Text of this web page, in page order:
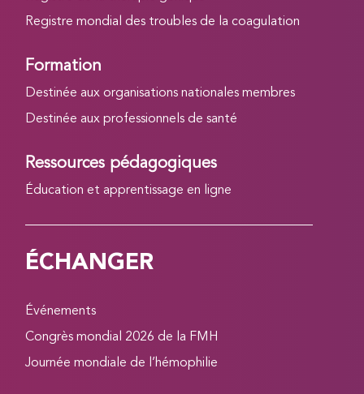
Registre mondial des troubles de la coagulation
Formation
Destinée aux organisations nationales membres
Destinée aux professionnels de santé
Ressources pédagogiques
Éducation et apprentissage en ligne
ÉCHANGER
Événements
Congrès mondial 2026 de la FMH
Journée mondiale de l’hémophilie